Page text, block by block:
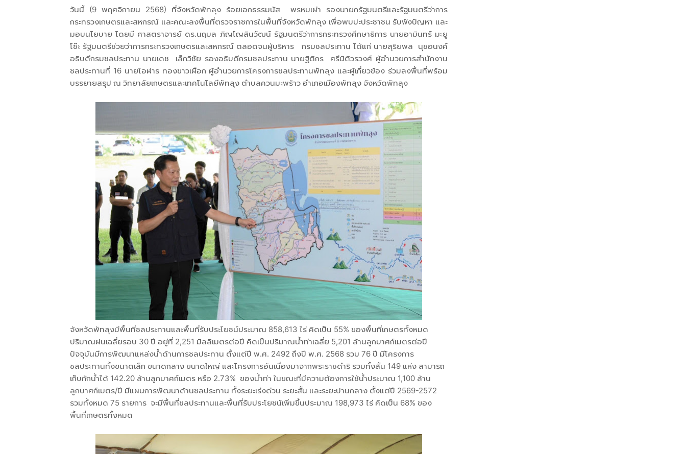
วันนี้ (9 พฤศจิกายน 2568) ที่จังหวัดพัทลุง ร้อยเอกธรรมนัส พรหมเผ่า รองนายกรัฐมนตรีและรัฐมนตรีว่าการ
กระทรวงเกษตรและสหกรณ์ และคณะลงพื้นที่ตรวจราชการในพื้นที่จังหวัดพัทลุง เพื่อพบปะประชาชน รับฟังปัญหา และ
มอบนโยบาย โดยมี ศาสตราจารย์ ดร.นฤมล ภิญโญสินวัฒน์ รัฐมนตรีว่าการกระทรวงศึกษาธิการ นายอามินทร์ มะยู
โซ๊ะ รัฐมนตรีช่วยว่าการกระทรวงเกษตรและสหกรณ์ ตลอดจนผู้บริหาร กรมชลประทาน ได้แก่ นายสุริยพล นุชอนงค์
อธิบดีกรมชลประทาน นายเดช เล็กวิชัย รองอธิบดีกรมชลประทาน นายฐิติกร ศรีนิติวรวงศ์ ผู้อำนวยการสำนักงาน
ชลประทานที่ 16 นายโอฬาร ทองขาวเผือก ผู้อำนวยการโครงการชลประทานพัทลุง และผู้เกี่ยวข้อง ร่วมลงพื้นที่พร้อม
บรรยายสรุป ณ วิทยาลัยเกษตรและเทคโนโลยีพัทลุง ตำบลควนมะพร้าว อำเภอเมืองพัทลุง จังหวัดพัทลุง
จังหวัดพัทลุงมีพื้นที่ชลประทานและพื้นที่รับประโยชน์ประมาณ 858,613 ไร่ คิดเป็น 55% ของพื้นที่เกษตรทั้งหมด
ปริมาณฝนเฉลี่ยรอบ 30 ปี อยู่ที่ 2,251 มิลลิเมตรต่อปี คิดเป็นปริมาณน้ำท่าเฉลี่ย 5,201 ล้านลูกบาศก์เมตรต่อปี
ปัจจุบันมีการพัฒนาแหล่งน้ำด้านการชลประทาน ตั้งแต่ปี พ.ศ. 2492 ถึงปี พ.ศ. 2568 รวม 76 ปี มีโครงการ
ชลประทานทั้งขนาดเล็ก ขนาดกลาง ขนาดใหญ่ และโครงการอันเนื่องมาจากพระราชดำริ รวมทั้งสิ้น 149 แห่ง สามารถ
เก็บกักน้ำได้ 142.20 ล้านลูกบาศก์เมตร หรือ 2.73% ของน้ำท่า ในขณะที่มีความต้องการใช้น้ำประมาณ 1,100 ล้าน
ลูกบาศก์เมตร/ปี มีแผนการพัฒนาด้านชลประทาน ทั้งระยะเร่งด่วน ระยะสั้น และระยะปานกลาง ตั้งแต่ปี 2569-2572
รวมทั้งหมด 75 รายการ จะมีพื้นที่ชลประทานและพื้นที่รับประโยชน์เพิ่มขึ้นประมาณ 198,973 ไร่ คิดเป็น 68% ของ
พื้นที่เกษตรทั้งหมด